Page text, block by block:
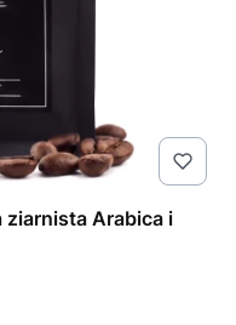
ziarnista Arabica i